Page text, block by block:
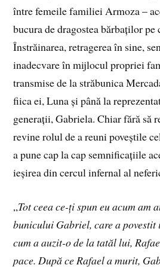
între femeile familiei Armoza –
bucura de dragostea bărbaților pe
Înstrăinarea, retragerea în sine,
inadecvare în mijlocul propriei
transmise de la străbunica
fiica ei, Luna și până la
generații, Gabriela. Chiar fără să
revine rolul de a reuni poveștile
a pune cap la cap semnificațiile
ieșirea din cercul infernal al
„Tot ceea ce-ți spun eu acum am
bunicului Gabriel, care a
cum a auzit-o de la tatăl lui,
pace. După ce Rafael a murit,